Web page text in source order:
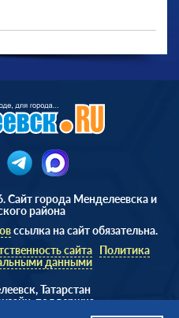
Сайт города Менделеевска и
района
ссылка на сайт обязательна.
сайта Политика
данными
Татарстан
поддержка